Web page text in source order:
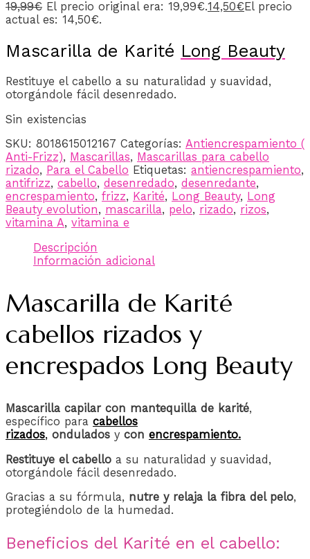
19,99€ El precio original era: 19,99€.14,50€El precio
actual es: 14,50€.
Mascarilla de Karité Long Beauty
Restituye el cabello a su naturalidad y suavidad,
otorgándole fácil desenredado.
Sin existencias
SKU: 8018615012167 Categorías: Antiencrespamiento (
Anti-Frizz), Mascarillas, Mascarillas para cabello
rizado, Para el Cabello Etiquetas: antiencrespamiento,
antifrizz, cabello, desenredado, desenredante,
encrespamiento, frizz, Karité, Long Beauty, Long
Beauty evolution, mascarilla, pelo, rizado, rizos,
vitamina A, vitamina e
Descripción
Información adicional
Mascarilla de Karité
cabellos rizados y
encrespados Long Beauty
Mascarilla capilar con mantequilla de karité,
específico para cabellos
rizados, ondulados y con encrespamiento.
Restituye el cabello a su naturalidad y suavidad,
otorgándole fácil desenredado.
Gracias a su fórmula, nutre y relaja la fibra del pelo,
protegiéndolo de la humedad.
Beneficios del Karité en el cabello: